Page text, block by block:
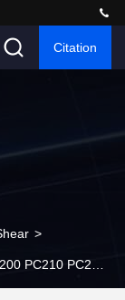
Citation
>
PC210 PC270